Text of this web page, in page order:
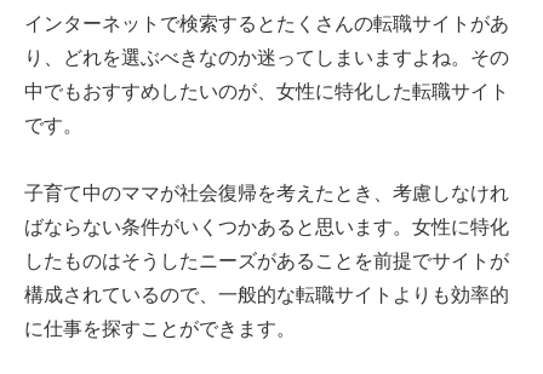
インターネットで検索するとたくさんの転職サイトがあ
り、どれを選ぶべきなのか迷ってしまいますよね。その
中でもおすすめしたいのが、女性に特化した転職サイト
です。
子育て中のママが社会復帰を考えたとき、考慮しなけれ
ばならない条件がいくつかあると思います。女性に特化
したものはそうしたニーズがあることを前提でサイトが
構成されているので、一般的な転職サイトよりも効率的
に仕事を探すことができます。